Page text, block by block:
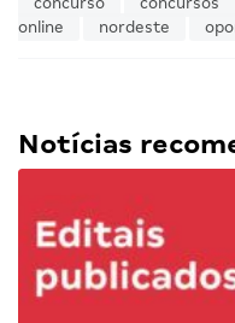
online
nordeste
Notícias